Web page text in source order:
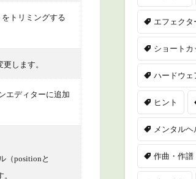
トリミングする
します。
エディターに追加
（positionと
エフェクタ
ショートカ
ハードウェ
ヒント
メンタルヘ
作曲・作譜